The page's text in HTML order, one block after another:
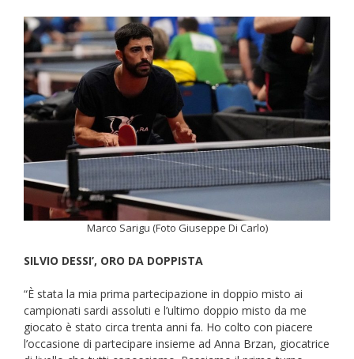
Marco Sarigu (Foto Giuseppe Di Carlo)
SILVIO DESSI’, ORO DA DOPPISTA
“È stata la mia prima partecipazione in doppio misto ai
campionati sardi assoluti e l’ultimo doppio misto da me
giocato è stato circa trenta anni fa. Ho colto con piacere
l’occasione di partecipare insieme ad Anna Brzan, giocatrice